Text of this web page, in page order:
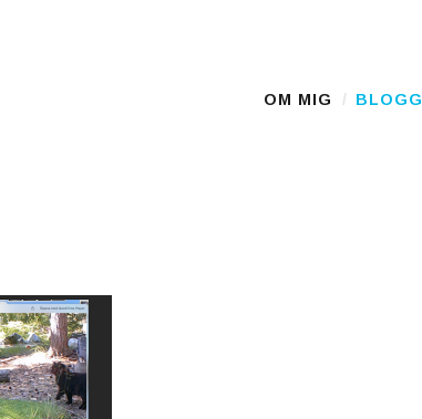
Main Menu
OM MIG BLOGG